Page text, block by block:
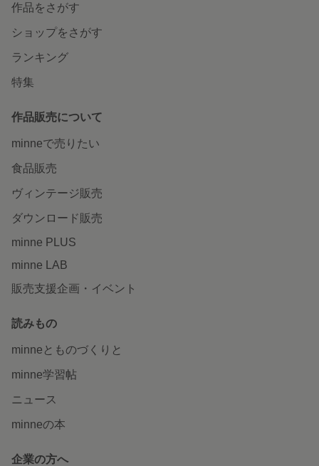
作品をさがす
ショップをさがす
ランキング
特集
作品販売について
minneで売りたい
食品販売
ヴィンテージ販売
ダウンロード販売
minne PLUS
minne LAB
販売支援企画・イベント
読みもの
minneとものづくりと
minne学習帖
ニュース
minneの本
企業の方へ